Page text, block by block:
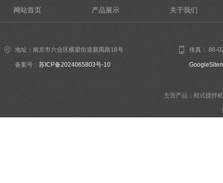
网站首页 产品展示 关于我们
地址：南京市六合区横梁街道新禹路18号
备案号： 苏ICP备2024065803号-10
传真： 86-
主营产品：框式搅拌